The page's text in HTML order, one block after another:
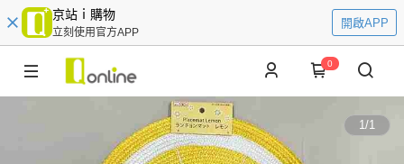
京站ｉ購物
立刻使用官方APP
開啟APP
0
1/1